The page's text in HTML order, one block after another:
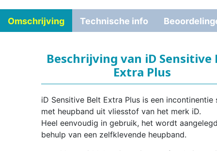
Omschrijving Technische info
Beschrijving van iD Sensitive
Extra Plus
iD Sensitive Belt Extra Plus is een incontinentie
met heupband uit vliesstof van het merk iD.
Heel eenvoudig in gebruik, het wordt
behulp van een zelfklevende heupband.